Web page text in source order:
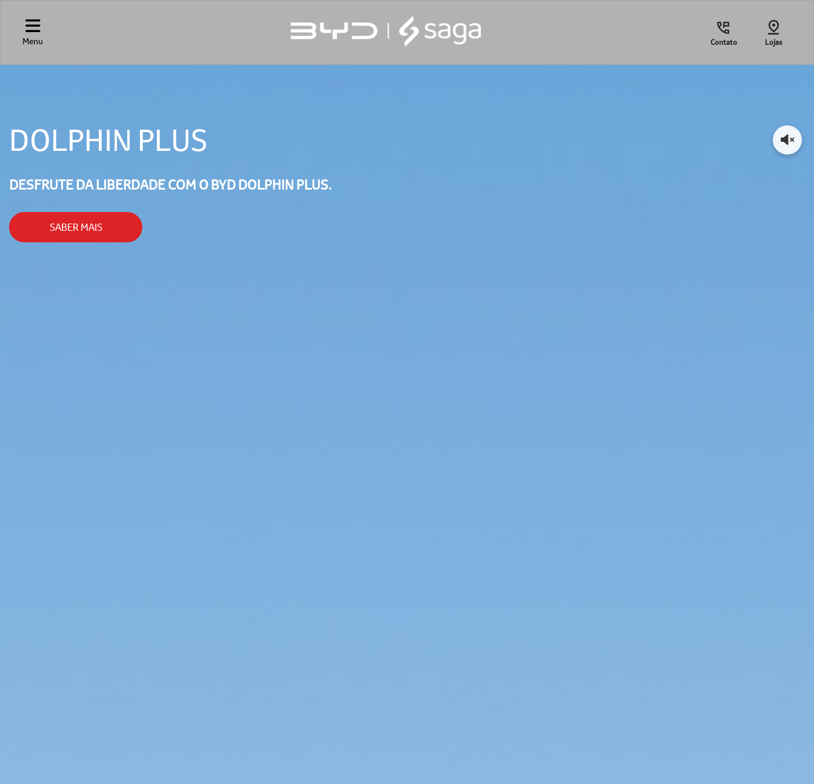
Menu Contato Lojas
DOLPHIN PLUS
DESFRUTE DA LIBERDADE COM O BYD DOLPHIN PLUS.
SABER MAIS